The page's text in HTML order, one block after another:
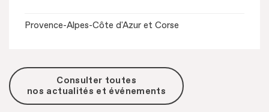
Provence-Alpes-Côte d'Azur et Corse
Consulter toutes
nos actualités et événements